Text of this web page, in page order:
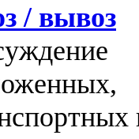
/ вывоз